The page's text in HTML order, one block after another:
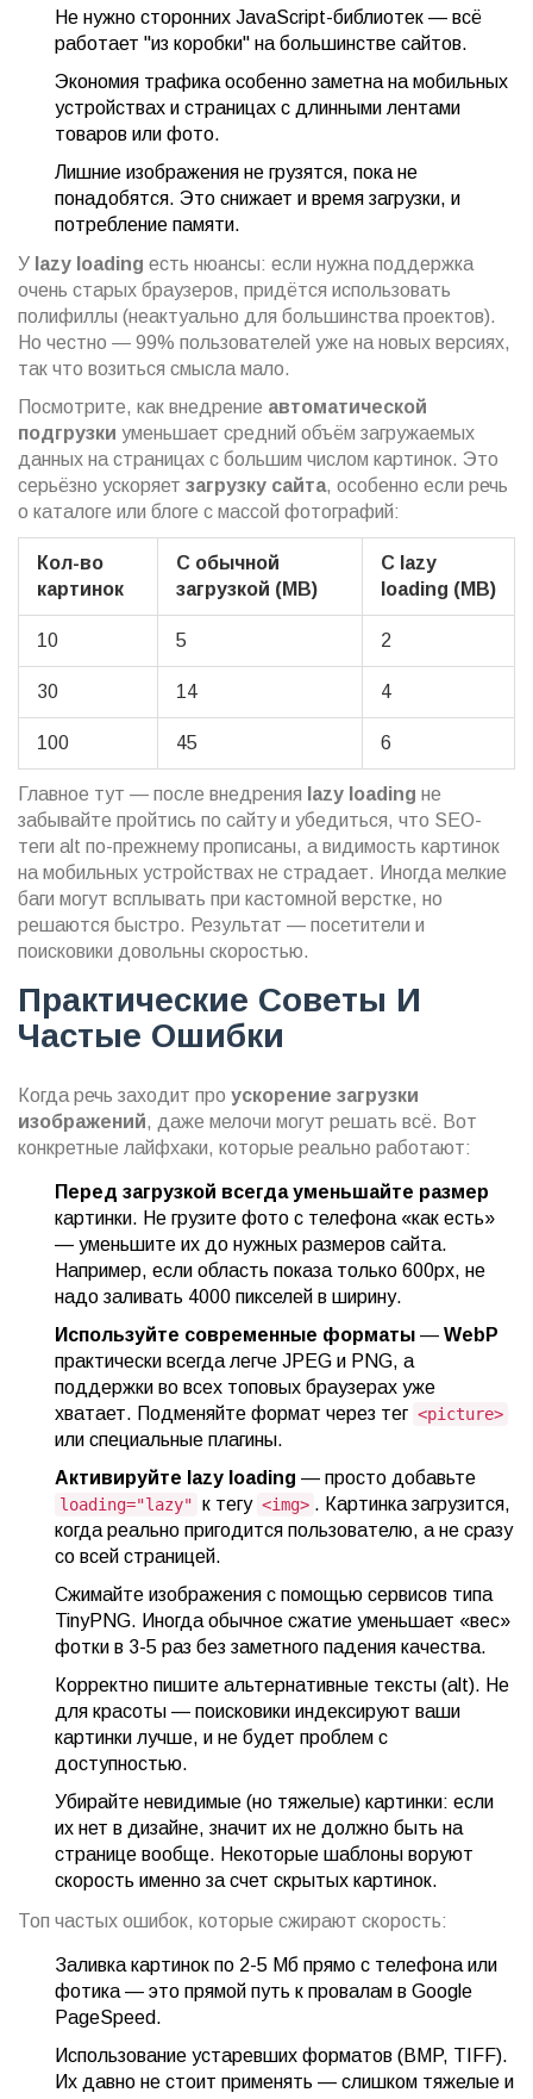
Не нужно сторонних JavaScript-библиотек — всё
работает "из коробки" на большинстве сайтов.
Экономия трафика особенно заметна на мобильных
устройствах и страницах с длинными лентами
товаров или фото.
Лишние изображения не грузятся, пока не
понадобятся. Это снижает и время загрузки, и
потребление памяти.
У lazy loading есть нюансы: если нужна поддержка
очень старых браузеров, придётся использовать
полифиллы (неактуально для большинства проектов).
Но честно — 99% пользователей уже на новых версиях,
так что возиться смысла мало.
Посмотрите, как внедрение автоматической
подгрузки уменьшает средний объём загружаемых
данных на страницах с большим числом картинок. Это
серьёзно ускоряет загрузку сайта, особенно если речь
о каталоге или блоге с массой фотографий:
Кол-во
картинок
С обычной
загрузкой (MB)
С lazy
loading (MB)
10 5 2
30 14 4
100 45 6
Главное тут — после внедрения lazy loading не
забывайте пройтись по сайту и убедиться, что SEO-
теги alt по-прежнему прописаны, а видимость картинок
на мобильных устройствах не страдает. Иногда мелкие
баги могут всплывать при кастомной верстке, но
решаются быстро. Результат — посетители и
поисковики довольны скоростью.
Практические Советы И
Частые Ошибки
Когда речь заходит про ускорение загрузки
изображений, даже мелочи могут решать всё. Вот
конкретные лайфхаки, которые реально работают:
Перед загрузкой всегда уменьшайте размер
картинки. Не грузите фото с телефона «как есть»
— уменьшите их до нужных размеров сайта.
Например, если область показа только 600px, не
надо заливать 4000 пикселей в ширину.
Используйте современные форматы — WebP
практически всегда легче JPEG и PNG, а
поддержки во всех топовых браузерах уже
хватает. Подменяйте формат через тег <picture>
или специальные плагины.
Активируйте lazy loading — просто добавьте
loading="lazy" к тегу <img> . Картинка загрузится,
когда реально пригодится пользователю, а не сразу
со всей страницей.
Сжимайте изображения с помощью сервисов типа
TinyPNG. Иногда обычное сжатие уменьшает «вес»
фотки в 3-5 раз без заметного падения качества.
Корректно пишите альтернативные тексты (alt). Не
для красоты — поисковики индексируют ваши
картинки лучше, и не будет проблем с
доступностью.
Убирайте невидимые (но тяжелые) картинки: если
их нет в дизайне, значит их не должно быть на
странице вообще. Некоторые шаблоны воруют
скорость именно за счет скрытых картинок.
Топ частых ошибок, которые сжирают скорость:
Заливка картинок по 2-5 Мб прямо с телефона или
фотика — это прямой путь к провалам в Google
PageSpeed.
Использование устаревших форматов (BMP, TIFF).
Их давно не стоит применять — слишком тяжелые и